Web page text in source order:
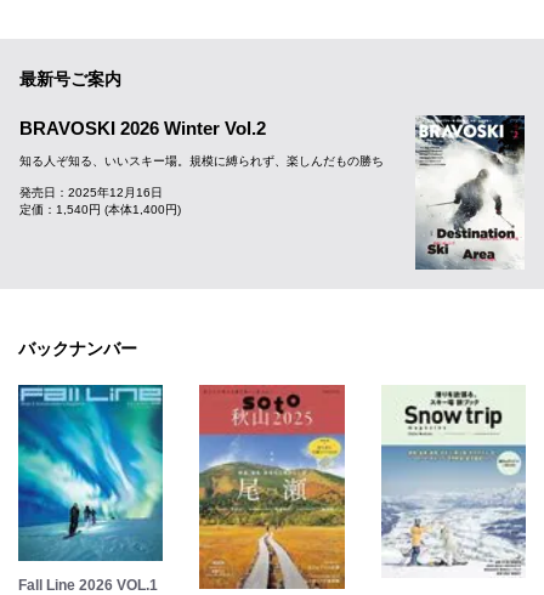
最新号ご案内
BRAVOSKI 2026 Winter Vol.2
知る人ぞ知る、いいスキー場。規模に縛られず、楽しんだもの勝ち
発売日：2025年12月16日
定価：1,540円 (本体1,400円)
バックナンバー
Fall Line 2026 VOL.1